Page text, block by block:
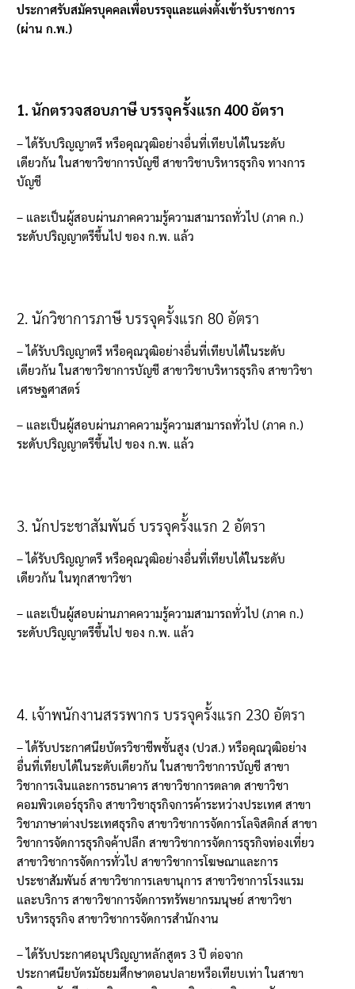
ประกาศรับสมัครบุคคลเพื่อบรรจุและแต่งตั้งเข้ารับราชการ
(ผ่าน ก .พ .)
1.นักตรวจสอบภาษี บรรจุครั้งแรก 400อัตรา
–ได้รับปริญญาตรี หรือคุณวุฒิอย่างอื่นที่เทียบได้ในระดับ
เดียวกัน ในสาขาวิชาการบัญชี สาขาวิชาบริหารธุรกิจ ทางการ
บัญชี
– และเป็นผู้สอบผ่านภาคความรู้ความสามารถทั่วไป (ภาค ก.)
ระดับปริญญาตรีขึ้นไป ของ ก.พ. แล้ว
2.นักวิชาการภาษี บรรจุครั้งแรก 80 อัตรา
–ได้รับปริญญาตรี หรือคุณวุฒิอย่างอื่นที่เทียบได้ในระดับ
เดียวกัน ในสาขาวิชาการบัญชี สาขาวิชาบริหารธุรกิจ สาขาวิชา
เศรษฐศาสตร์
– และเป็นผู้สอบผ่านภาคความรู้ความสามารถทั่วไป (ภาค ก.)
ระดับปริญญาตรีขึ้นไป ของ ก.พ. แล้ว
3.นักประชาสัมพันธ์ บรรจุครั้งแรก 2 อัตรา
–ได้รับปริญญาตรี หรือคุณวุฒิอย่างอื่นที่เทียบได้ในระดับ
เดียวกัน ในทุกสาขาวิชา
– และเป็นผู้สอบผ่านภาคความรู้ความสามารถทั่วไป (ภาค ก.)
ระดับปริญญาตรีขึ้นไป ของ ก.พ. แล้ว
4. เจ้าพนักงานสรรพากร บรรจุครั้งแรก 230 อัตรา
–ได้รับประกาศนียบัตรวิชาชีพชั้นสูง (ปวส.)หรือคุณวุฒิอย่าง
อื่นที่เทียบได้ในระดับเดียวกัน ในสาขาวิชาการบัญชี สาขา
วิชาการเงินและการธนาคาร สาขาวิชาการตลาด สาขาวิชา
คอมพิวเตอร์ธุรกิจ สาขาวิชาธุรกิจการค้าระหว่างประเทศ สาขา
วิชาภาษาต่างประเทศธุรกิจ สาขาวิชาการจัดการโลจิสติกส์ สาขา
วิชาการจัดการธุรกิจค้าปลีก สาขาวิชาการจัดการธุรกิจท่องเที่ยว
สาขาวิชาการจัดการทั่วไป สาขาวิชาการโฆษณาและการ
ประชาสัมพันธ์ สาขาวิชาการเลขานุการ สาขาวิชาการโรงแรม
และบริการ สาขาวิชาการจัดการทรัพยากรมนุษย์ สาขาวิชา
บริหารธุรกิจ สาขาวิชาการจัดการสำนักงาน
–ได้รับประกาศอนุปริญญาหลักสูตร 3ปี ต่อจาก
ประกาศนียบัตรมัธยมศึกษาตอนปลายหรือเทียบเท่า ในสาขา